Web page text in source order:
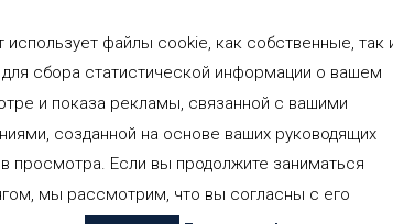
секций, называемых «модулями», которые
площадку для сборки. Каждый модуль может
с другом, образуя целое здание.
с традиционным строительством:
использует файлы cookie, как собственные, так
сбора статистической информации о вашем
и показа рекламы, связанной с вашими
созданной на основе ваших руководящих
просмотра. Если вы продолжите заниматься
мы рассмотрим, что вы согласны с его